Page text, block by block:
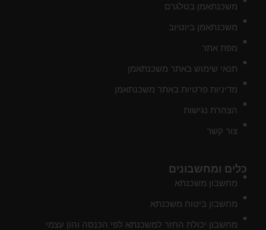
משכנתאמן בטלגרם
משכנתאמן ביוטיוב
מפת אתר
תנאי שימוש באתר משכנתאמן
מדיניות פרטיות באתר משכנתאמן
הצהרת נגישות
צור קשר
כלים ומחשבונים
מחשבון משכנתא
מחשבון ביטוח משכנתא
מחשבון יכולת החזר למשכנתא לפי הכנסה והון עצמי